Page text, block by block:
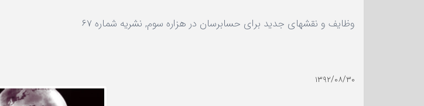
وظایف و نقشهای جدید برای حسابرسان در هزاره سوم, نشریه شماره ۶۷
۱۳۹۲/۰۸/۳۰